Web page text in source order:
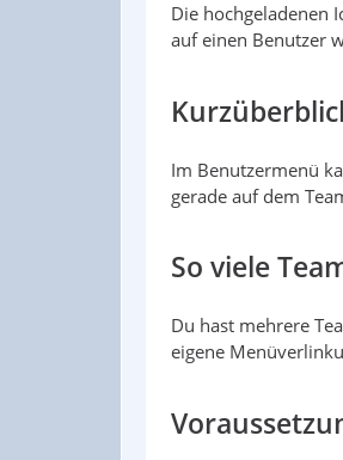
Die hochgeladenen
auf einen Benutzer
Im Benutzermenü
gerade auf dem
So viele
Du hast mehrere
eigene